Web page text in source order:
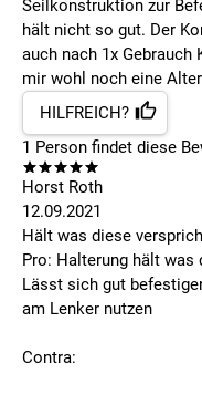
Seilkonstruktion zur
hält nicht so gut. Der
auch nach 1x Gebrauch
mir wohl noch eine
HILFREICH?
1 Person findet diese
Horst Roth
12.09.2021
Hält was diese
Pro: Halterung hält was
Lässt sich gut
am Lenker nutzen
Contra: